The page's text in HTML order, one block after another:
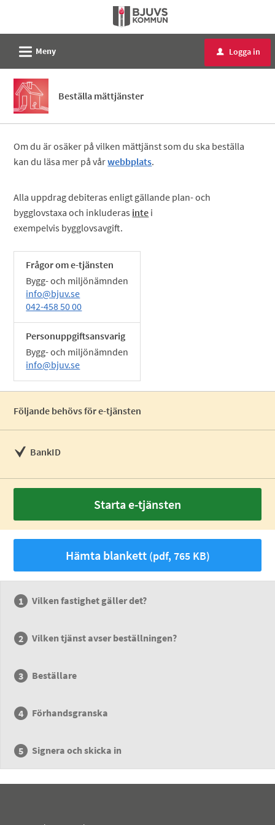
tjänster
Bjuvs
kommun
L Meny u Logga in
Beställa mättjänster
Om du är osäker på vilken mättjänst som du ska beställa
kan du läsa mer på vårwebbplats.
Alla uppdrag debiteras enligt gällande plan- och
bygglovstaxa och inkluderas inte i
exempelvis bygglovsavgift.
Frågor om e-tjänsten
Bygg- och miljönämnden
info@bjuv.se
042-458 50 00
Personuppgiftsansvarig
Bygg- och miljönämnden
info@bjuv.se
Följande behövs för e-tjänsten
BankID
Starta e-tjänsten
Hämta blankett(pdf, 765 KB)
Vilken fastighet gäller det?
Vilken tjänst avser beställningen?
Beställare
Förhandsgranska
Signera och skicka in